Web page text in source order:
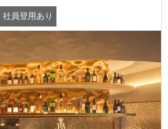
社員登用あり